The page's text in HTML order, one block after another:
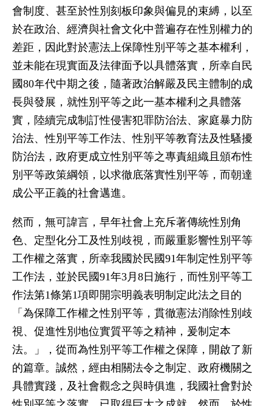
會制度、甚至於性別刻板印象與偏見的束縛，以至
於在政治、經濟與社會文化中普遍存在性別權力的
差距，因此對於憲法上保障性別平等之基本權利，
並未能在現實面及法律面予以具體落實，所幸自民
國80年代中期之後，隨著政治解嚴及民主體制的成
長與發展，就性別平等之此一基本權利之具體落
實，陸續完成制訂性侵害犯罪防治法、家庭暴力防
治法、性別平等工作法、性別平等教育法及性騷擾
防治法，政府更成立性別平等之專責組織且頒布性
別平等政策綱領，以求徹底落實性別平等，而朝達
成公平正義的社會邁進。
然而，無可諱言，早年社會上充斥著傳統性別角
色、定型化分工及性別歧視，而嚴重影響性別平等
工作權之落實，所幸我國於民國91年制定性別平等
工作法，並於民國91年3月8日施行，而性別平等工
作法第1條第1項即開宗明義表明制定此法之目的
「為保障工作權之性別平等，貫徹憲法消除性別歧
視、促進性別地位實質平等之精神，爰制定本
法。」，從而為性別平等工作權之保障，開啟了新
的篇章。誠然，經由相關法令之制定、政府機關之
具體實踐，及社會觀念之與時俱進，我國社會對於